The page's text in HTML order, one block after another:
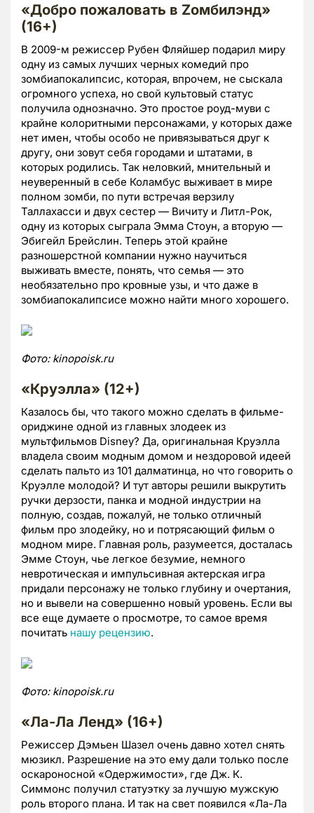
«Добро пожаловать в Zомбилэнд»
(16+)
В 2009-м режиссер Рубен Фляйшер подарил миру
одну из самых лучших черных комедий про
зомбиапокалипсис, которая, впрочем, не сыскала
огромного успеха, но свой культовый статус
получила однозначно. Это простое роуд-муви с
крайне колоритными персонажами, у которых даже
нет имен, чтобы особо не привязываться друг к
другу, они зовут себя городами и штатами, в
которых родились. Так неловкий, мнительный и
неуверенный в себе Коламбус выживает в мире
полном зомби, по пути встречая верзилу
Таллахасси и двух сестер — Вичиту и Литл-Рок,
одну из которых сыграла Эмма Стоун, а вторую —
Эбигейл Брейслин. Теперь этой крайне
разношерстной компании нужно научиться
выживать вместе, понять, что семья — это
необязательно про кровные узы, и что даже в
зомбиапокалипсисе можно найти много хорошего.
Фото: kinopoisk.ru
«Круэлла» (12+)
Казалось бы, что такого можно сделать в фильме-
ориджине одной из главных злодеек из
мультфильмов Disney? Да, оригинальная Круэлла
владела своим модным домом и нездоровой идеей
сделать пальто из 101 далматинца, но что говорить о
Круэлле молодой? И тут авторы решили выкрутить
ручки дерзости, панка и модной индустрии на
полную, создав, пожалуй, не только отличный
фильм про злодейку, но и потрясающий фильм о
модном мире. Главная роль, разумеется, досталась
Эмме Стоун, чье легкое безумие, немного
невротическая и импульсивная актерская игра
придали персонажу не только глубину и очертания,
но и вывели на совершенно новый уровень. Если вы
все еще думаете о просмотре, то самое время
почитать нашу рецензию.
Фото: kinopoisk.ru
«Ла-Ла Ленд» (16+)
Режиссер Дэмьен Шазел очень давно хотел снять
мюзикл. Разрешение на это ему дали только после
оскароносной «Одержимости», где Дж. К.
Симмонс получил статуэтку за лучшую мужскую
роль второго плана. И так на свет появился «Ла-Ла